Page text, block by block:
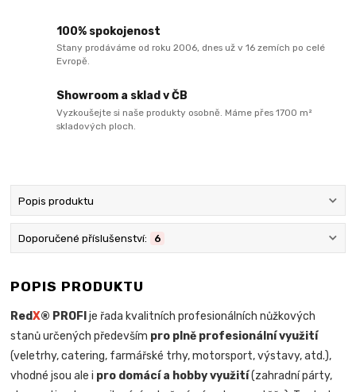
100% spokojenost
Stany prodáváme od roku 2006, dnes už v 16 zemích po celé
Evropě.
Showroom a sklad v ČB
Vyzkoušejte si naše produkty osobně. Máme přes 1700 m²
skladových ploch.
Popis produktu
Doporučené příslušenství: 6
POPIS PRODUKTU
RedX® PROFI je řada kvalitních profesionálních nůžkových
stanů určených především pro plně profesionální využití
(veletrhy, catering, farmářské trhy, motorsport, výstavy, atd.),
vhodné jsou ale i pro domácí a hobby využití(zahradní párty,